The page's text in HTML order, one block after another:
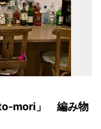
mori」 編み物